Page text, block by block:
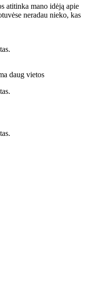
atitinka mano idėją apie
neradau nieko, kas
daug vietos